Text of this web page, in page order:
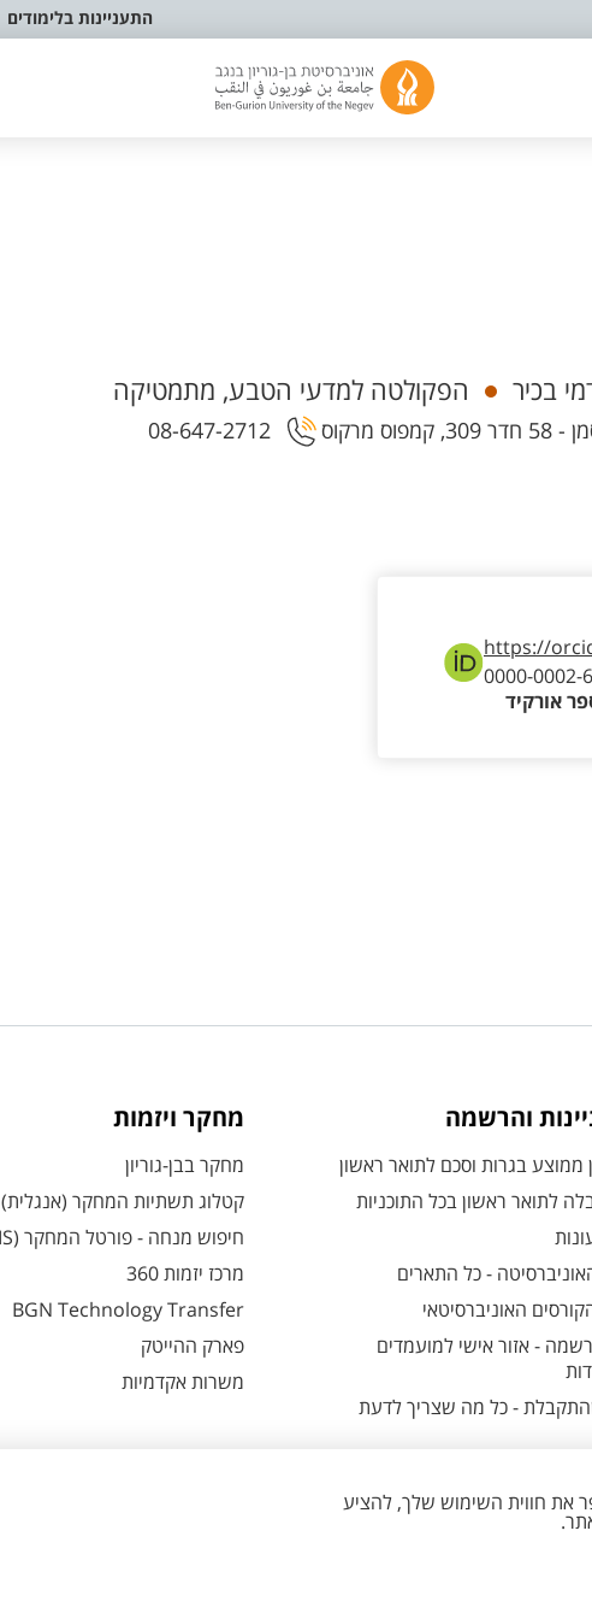
התעניינות בלימודים
בכיר הפקולטה למדעי הטבע, מתמטיקה
08-647-2712
https://
0000-0002-
אורקיד
והרשמה
ממוצע בגרות וסכם לתואר ראשון
לתואר ראשון בכל התוכניות
- כל התארים
האוניברסיטאי
- אזור אישי למועמדים
- כל מה שצריך לדעת
מחקר ויזמות
מחקר בבן-גוריון
קטלוג תשתיות המחקר (אנגלית)
חיפוש מנחה - פורטל המחקר (CRIS)
מרכז יזמות 360
BGN Technology Transfer
פארק ההייטק
משרות אקדמיות